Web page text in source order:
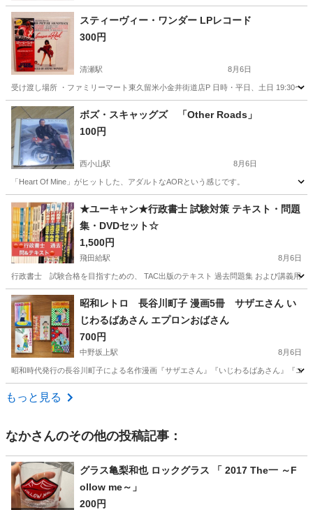
スティーヴィー・ワンダー LPレコード
300円
清瀬駅 8月6日
受け渡し場所 ・ファミリーマート東久留米小金井街道店P 日時・平日、土日 19:30〜
東京 東久留米市 清瀬駅 その他
ボズ・スキャッグズ 「Other Roads」
100円
西小山駅 8月6日
「Heart Of Mine」がヒットした、アダルトなAORという感じです。
東京 目黒区 西小山駅 CD
★ユーキャン★行政書士 試験対策 テキスト・問題
集・DVDセット☆
1,500円
飛田給駅 8月6日
行政書士 試験合格を目指すための、 TAC出版のテキスト 過去問題集 および講義用
東京 府中市 飛田給駅 参考書
昭和レトロ 長谷川町子 漫画5冊 サザエさん い
じわるばあさん エプロンおばさん
700円
中野坂上駅 8月6日
昭和時代発行の長谷川町子による名作漫画『サザエさん』『いじわるばあさん』『エ
東京 中野区
もっと見る
なかさんのその他の投稿記事：
グラス亀梨和也 ロックグラス 「 2017 The一 ～F
ollow me～」
200円